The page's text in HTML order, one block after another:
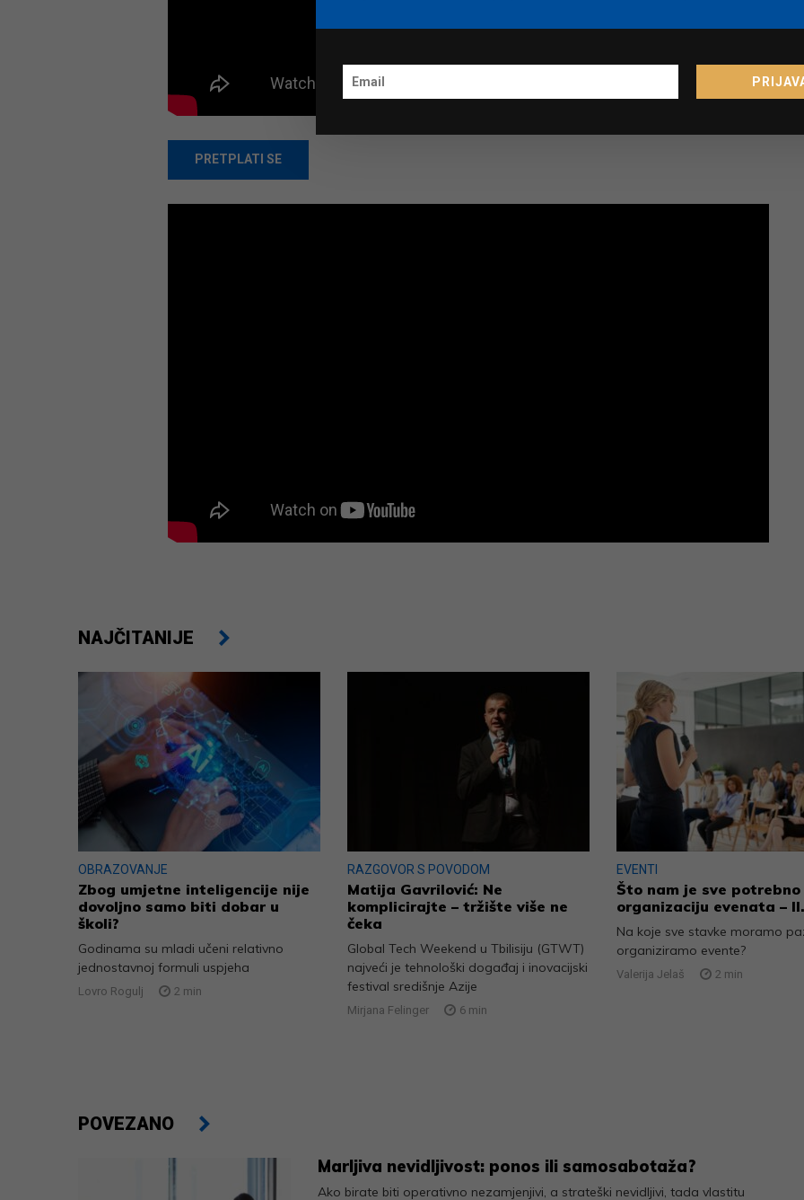
PRETPLATI SE
NAJČITANIJE
OBRAZOVANJE
Zbog umjetne inteligencije nije
dovoljno samo biti dobar u
školi?
Godinama su mladi učeni relativno
jednostavnoj formuli uspjeha
Lovro Rogulj 2 min
RAZGOVOR S POVODOM
Matija Gavrilović: Ne
komplicirajte – tržište više ne
čeka
Global Tech Weekend u Tbilisiju (GTWT)
najveći je tehnološki događaj i inovacijski
festival središnje Azije
Mirjana Felinger 6 min
EVENTI
Što nam je sve potrebno
organizaciju evenata –
Na koje sve stavke moramo
organiziramo evente?
Valerija Jelaš 2 min
POVEZANO
Marljiva nevidljivost: ponos ili samosabotaža?
Ako birate biti operativno nezamjenjivi, a strateški nevidljivi, tada vlastitu